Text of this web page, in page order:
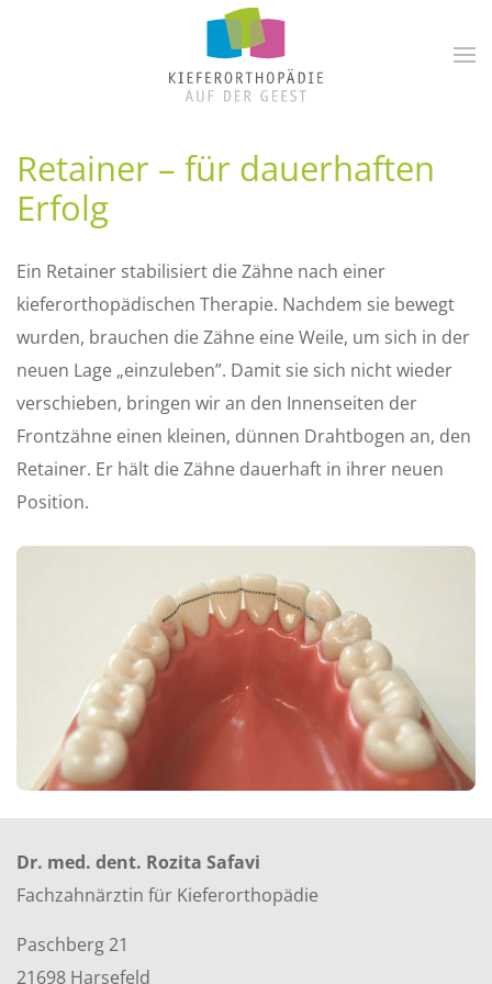
Zum Hauptinhalt springen
Retainer – für dauerhaften
Erfolg
Ein Retainer stabilisiert die Zähne nach einer
kieferorthopädischen Therapie. Nachdem sie bewegt
wurden, brauchen die Zähne eine Weile, um sich in der
neuen Lage „einzuleben”. Damit sie sich nicht wieder
verschieben, bringen wir an den Innenseiten der
Frontzähne einen kleinen, dünnen Drahtbogen an, den
Retainer. Er hält die Zähne dauerhaft in ihrer neuen
Position.
Dr. med. dent. Rozita Safavi
Fachzahnärztin für Kieferorthopädie
Paschberg 21
21698 Harsefeld